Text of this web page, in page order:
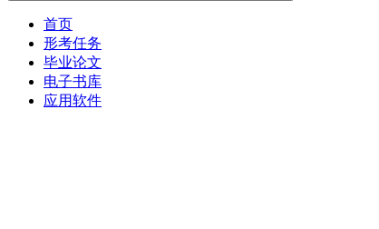
首页
形考任务
毕业论文
电子书库
应用软件